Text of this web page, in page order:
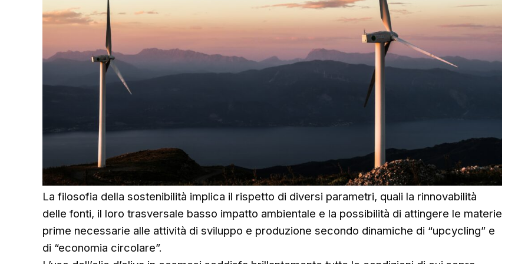
La filosofia della sostenibilità implica il rispetto di diversi parametri, quali la rinnovabilità
delle fonti, il loro trasversale basso impatto ambientale e la possibilità di attingere le materie
prime necessarie alle attività di sviluppo e produzione secondo dinamiche di “upcycling” e
di “economia circolare”.